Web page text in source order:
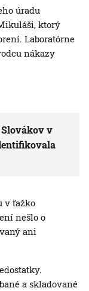
úradu
ktorý
Laboratórne
nákazy
v
v ťažko
nešlo o
ani
a skladované